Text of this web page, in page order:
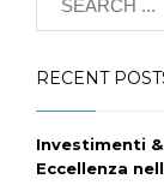
RECENT
Investimenti
Eccellenza